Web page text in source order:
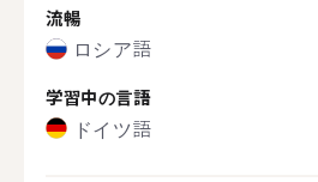
流暢
ロシア語
学習中の言語
ドイツ語